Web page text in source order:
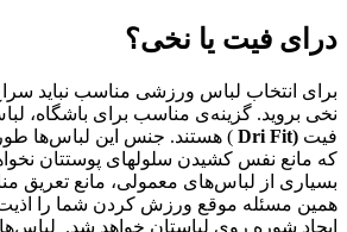
درای فیت یا نخی؟
برای انتخاب لباس ورزشی مناسب نباید
نخی بروید. گزینه‌ی مناسب برای باشگاه،
فیت (Dri Fit
) هستند. جنس این لباس‌ها
که مانع نفس کشیدن سلولهای پوستتان
بسیاری از لباس‌های معمولی، مانع
همین مسئله موقع ورزش کردن شما را اذیت
ایجاد شوره روی لباستان خواهد شد.